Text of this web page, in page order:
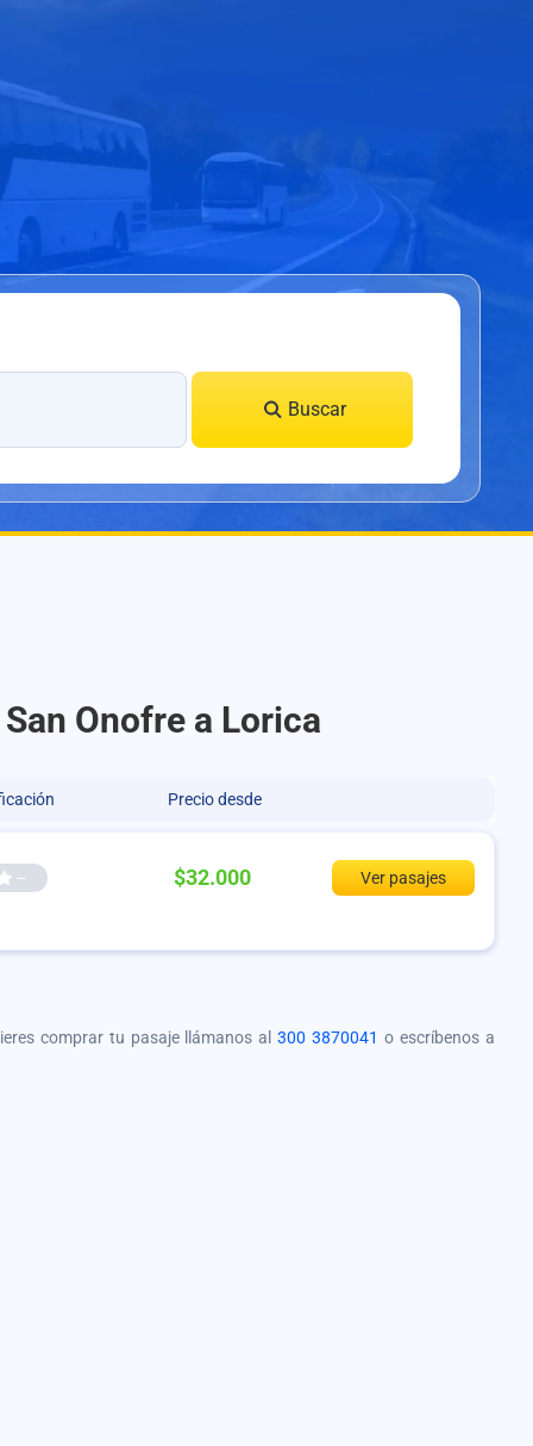
Buscar
Onofre a Lorica
Precio desde
-- $32.000 Ver pasajes
comprar tu pasaje llámanos al300 3870041 o escríbenos a